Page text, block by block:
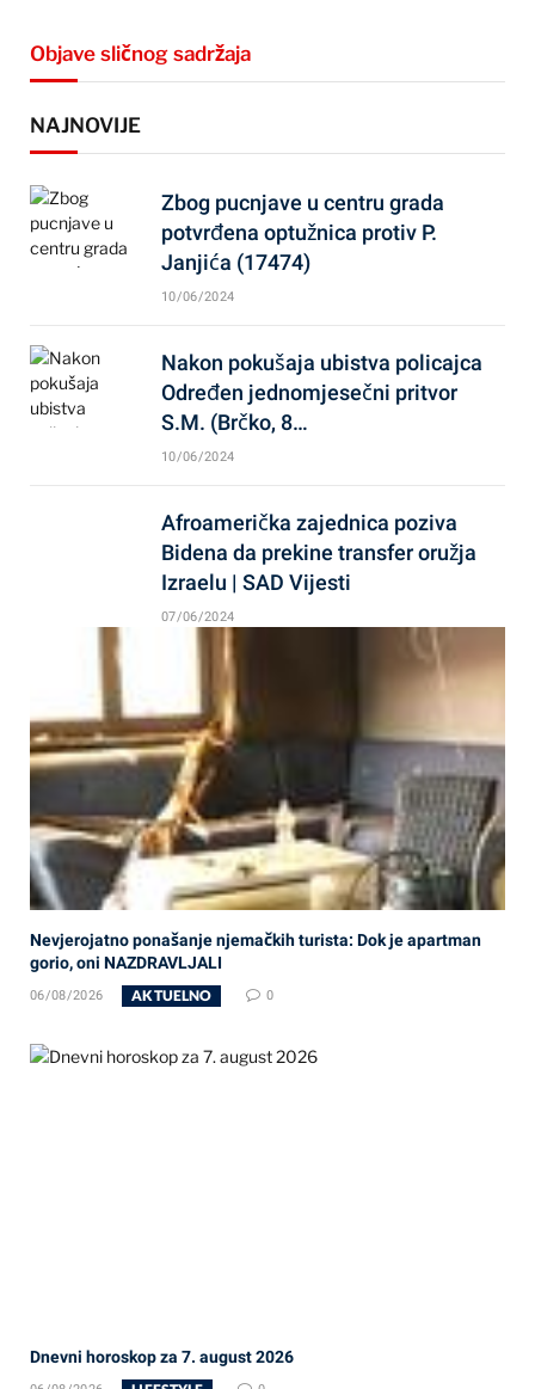
Objave sličnog sadržaja
NAJNOVIJE
Zbog pucnjave u centru grada
potvrđena optužnica protiv P.
Janjića (17474)
10/06/2024
Nakon pokušaja ubistva policajca
Određen jednomjesečni pritvor
S.M. (Brčko, 8…
10/06/2024
Afroamerička zajednica poziva
Bidena da prekine transfer oružja
Izraelu | SAD Vijesti
07/06/2024
Nevjerojatno ponašanje njemačkih turista: Dok je apartman
gorio, oni NAZDRAVLJALI
06/08/2026 AKTUELNO 0
Dnevni horoskop za 7. august 2026